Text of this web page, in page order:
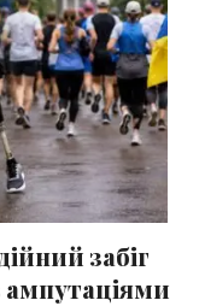
забіг
ампутаціями